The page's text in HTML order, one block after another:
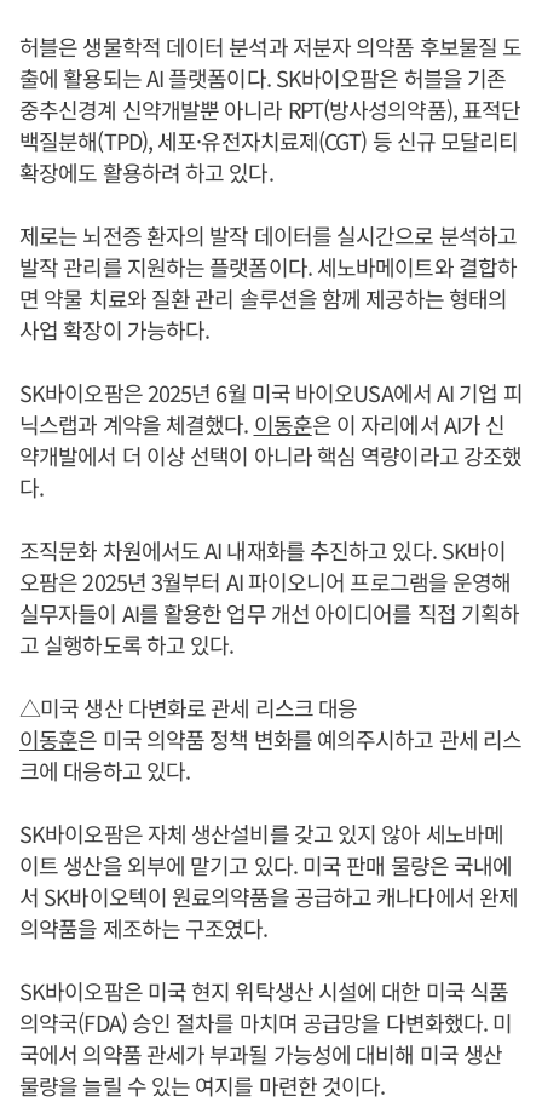
허블은 생물학적 데이터 분석과 저분자 의약품 후보물질 도
출에 활용되는 AI 플랫폼이다. SK바이오팜은 허블을 기존
중추신경계 신약개발뿐 아니라 RPT(방사성의약품), 표적단
백질분해(TPD), 세포·유전자치료제(CGT) 등 신규 모달리티
확장에도 활용하려 하고 있다.
제로는 뇌전증 환자의 발작 데이터를 실시간으로 분석하고
발작 관리를 지원하는 플랫폼이다. 세노바메이트와 결합하
면 약물 치료와 질환 관리 솔루션을 함께 제공하는 형태의
사업 확장이 가능하다.
SK바이오팜은 2025년 6월 미국 바이오USA에서 AI 기업 피
닉스랩과 계약을 체결했다. 이동훈은 이 자리에서 AI가 신
약개발에서 더 이상 선택이 아니라 핵심 역량이라고 강조했
다.
조직문화 차원에서도 AI 내재화를 추진하고 있다. SK바이
오팜은 2025년 3월부터 AI 파이오니어 프로그램을 운영해
실무자들이 AI를 활용한 업무 개선 아이디어를 직접 기획하
고 실행하도록 하고 있다.
△미국 생산 다변화로 관세 리스크 대응
이동훈은 미국 의약품 정책 변화를 예의주시하고 관세 리스
크에 대응하고 있다.
SK바이오팜은 자체 생산설비를 갖고 있지 않아 세노바메
이트 생산을 외부에 맡기고 있다. 미국 판매 물량은 국내에
서 SK바이오텍이 원료의약품을 공급하고 캐나다에서 완제
의약품을 제조하는 구조였다.
SK바이오팜은 미국 현지 위탁생산 시설에 대한 미국 식품
의약국(FDA) 승인 절차를 마치며 공급망을 다변화했다. 미
국에서 의약품 관세가 부과될 가능성에 대비해 미국 생산
물량을 늘릴 수 있는 여지를 마련한 것이다.